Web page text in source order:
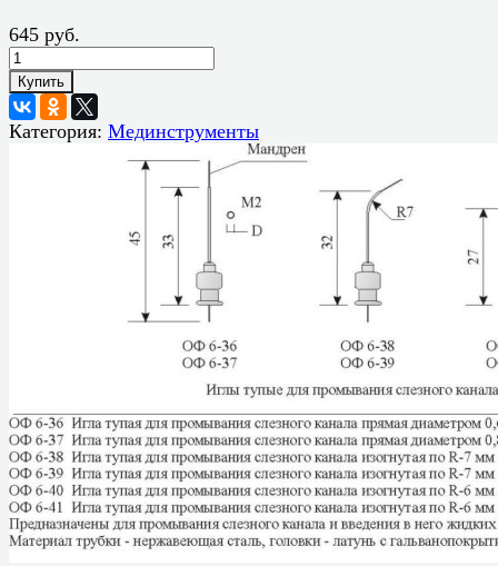
645 руб.
Купить
Категория: Мединструменты